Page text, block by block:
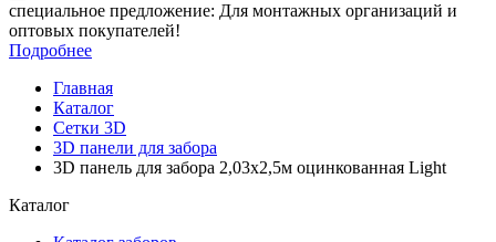
специальное предложение: Для монтажных организаций и
оптовых покупателей!
Подробнее
Главная
Каталог
Сетки 3D
3D панели для забора
3D панель для забора 2,03x2,5м оцинкованная Light
Каталог